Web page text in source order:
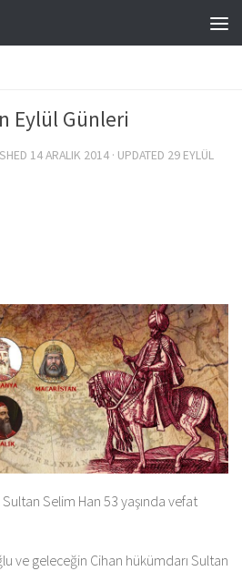
Eylül Günleri
14 ARALIK 2014 · UPDATED 29 EYLÜL
Sultan Selim Han 53 yaşında vefat
ve geleceğin Cihan hükümdarı Sultan